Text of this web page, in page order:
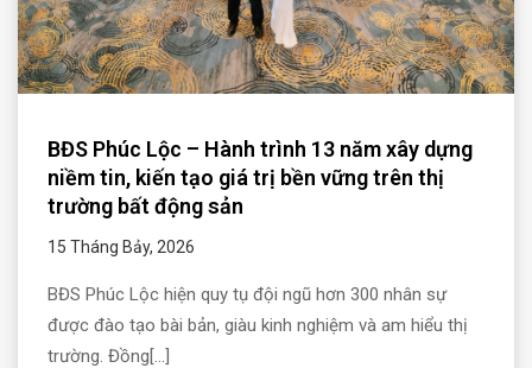
BĐS Phúc Lộc – Hành trình 13 năm xây dựng
niềm tin, kiến tạo giá trị bền vững trên thị
trường bất động sản
15 Tháng Bảy, 2026
BĐS Phúc Lộc hiện quy tụ đội ngũ hơn 300 nhân sự
được đào tạo bài bản, giàu kinh nghiệm và am hiểu thị
trường. Đồng[...]